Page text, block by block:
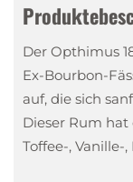
Der Opthimus
Ex-Bourbon-
auf, die sich
Dieser Rum
Toffee-, Vanille-